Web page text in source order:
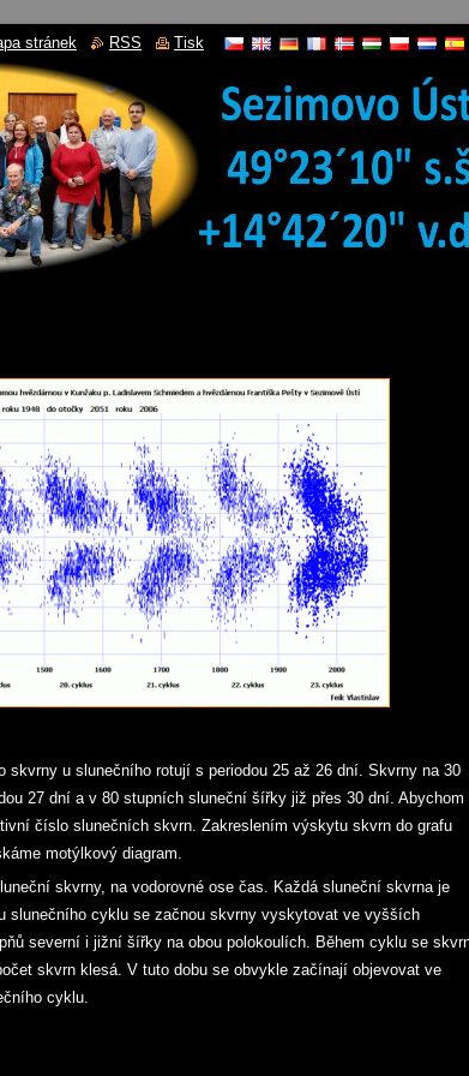
skvrny u slunečního rotují s periodou 25 až 26 dní. Skvrny na 30
27 dní a v 80 stupních sluneční šířky již přes 30 dní. Abychom
číslo slunečních skvrn. Zakreslením výskytu skvrn do grafu
motýlkový diagram.
skvrny, na vodorovné ose čas. Každá sluneční skvrna je
slunečního cyklu se začnou skvrny vyskytovat ve vyšších
severní i jižní šířky na obou polokoulích. Během cyklu se
skvrn klesá. V tuto dobu se obvykle začínají objevovat ve
cyklu.
stránek RSS Tisk